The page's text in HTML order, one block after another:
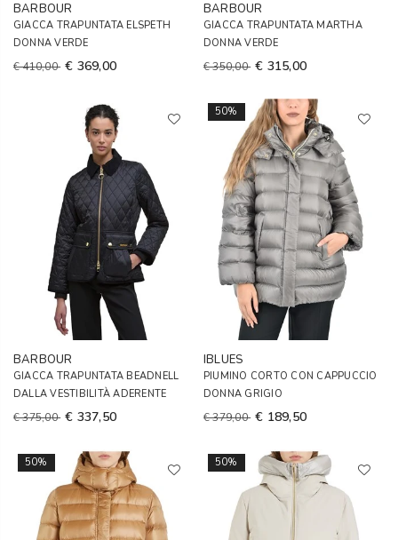
BARBOUR
GIACCA TRAPUNTATA ELSPETH
DONNA VERDE
€ 410,00 € 369,00
BARBOUR
GIACCA TRAPUNTATA MARTHA
DONNA VERDE
€ 350,00 € 315,00
BARBOUR
GIACCA TRAPUNTATA BEADNELL
DALLA VESTIBILITÀ ADERENTE
€ 375,00 € 337,50
50%
IBLUES
PIUMINO CORTO CON CAPPUCCIO
DONNA GRIGIO
€ 379,00 € 189,50
50% 50%